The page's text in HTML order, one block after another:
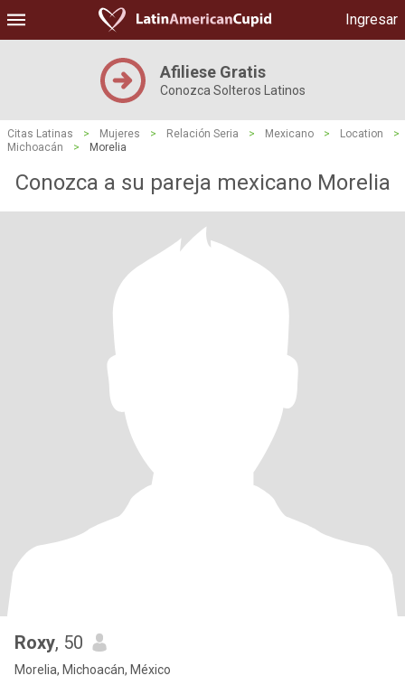
Ingresar
Afiliese Gratis
Conozca Solteros Latinos
Citas Latinas > Mujeres > Relación Seria > Mexicano > Location
>
Michoacán
> Morelia
Conozca a su pareja mexicano Morelia
Roxy, 50
Morelia, Michoacán, México